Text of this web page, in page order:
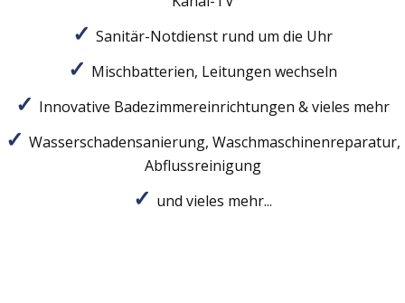
Sanitär-Notdienst rund um die Uhr
Mischbatterien, Leitungen wechseln
Innovative Badezimmereinrichtungen & vieles mehr
Wasserschadensanierung, Waschmaschinenreparatur,
Abflussreinigung
und vieles mehr...